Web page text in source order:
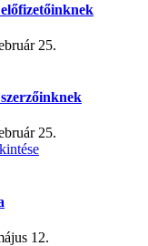
25.
25.
12.